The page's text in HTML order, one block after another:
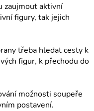
zaujmout aktivní
figury, tak jejich
třeba hledat cesty k
figur, k přechodu do
možnosti soupeře
postavení.